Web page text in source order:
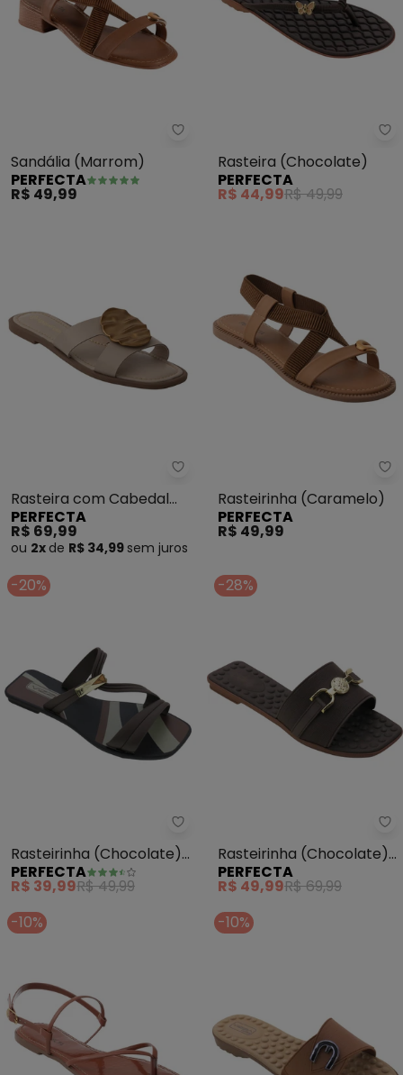
Perfecta - Sandália (Marrom)
Sandália (Marrom)
PERFECTA
R$ 49,99
Rasteira (Chocolate)
PERFECTA
R$ 44,99R$ 49,99
Perfecta - Rasteira com
Rasteira com Cabedal
Vazado (Marrom)
PERFECTA
R$ 69,99
ou 2x de R$ 34,99 sem juros
Rasteirinha (Caramelo)
PERFECTA
R$ 49,99
-20%
Perfecta - Rasteirinha
Rasteirinha (Chocolate)
com Adereço Dourado
PERFECTA
R$ 39,99R$ 49,99
-28%
Rasteirinha (Chocolate)
com Palmilha Confort
PERFECTA
R$ 49,99R$ 69,99
-10%
-10%